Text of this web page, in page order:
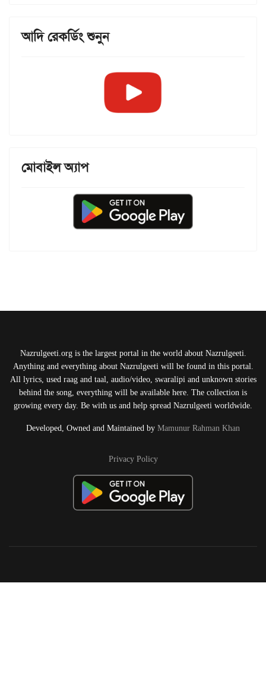
আদি রেকর্ডিং শুনুন
মোবাইল অ্যাপ
Nazrulgeeti.org is the largest portal in the world about Nazrulgeeti.
Anything and everything about Nazrulgeeti will be found in this portal.
All lyrics, used raag and taal, audio/video, swaralipi and unknown stories
behind the song, everything will be available here. The collection is
growing every day. Be with us and help spread Nazrulgeeti worldwide.
Developed, Owned and Maintained by Mamunur Rahman Khan
Privacy Policy